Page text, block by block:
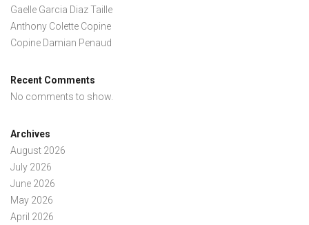
Gaelle Garcia Diaz Taille
Anthony Colette Copine
Copine Damian Penaud
Recent Comments
No comments to show.
Archives
August 2026
July 2026
June 2026
May 2026
April 2026